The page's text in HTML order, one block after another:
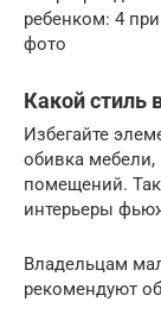
ребенком: 4
фото
Какой стиль
Избегайте
обивка мебели,
помещений.
интерьеры
Владельцам
рекомендуют